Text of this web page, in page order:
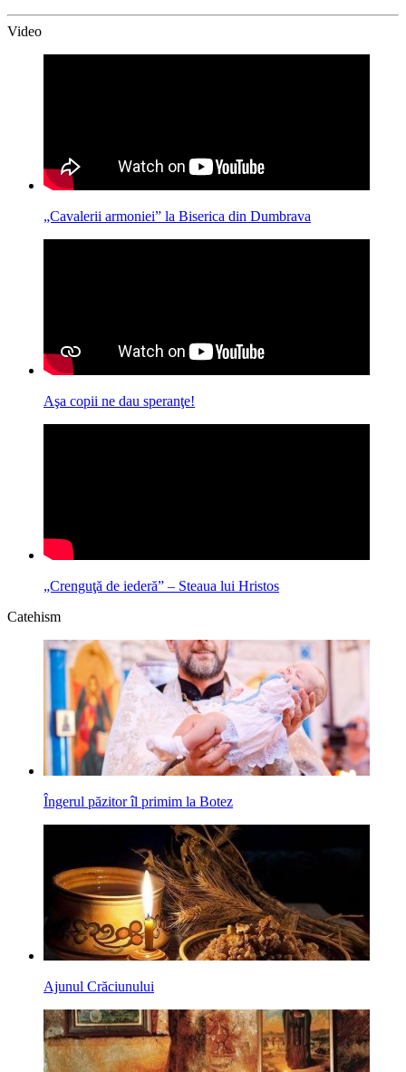
Video
„Cavalerii armoniei” la Biserica din Dumbrava
Aşa copii ne dau speranţe!
„Crenguţă de iederă” – Steaua lui Hristos
Catehism
Îngerul păzitor îl primim la Botez
Ajunul Crăciunului